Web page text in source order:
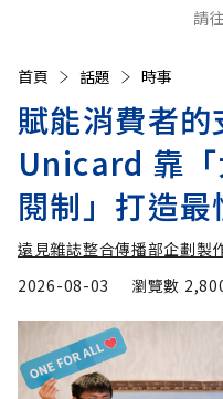
請
首頁 話題 時事
賦能消費者
Unicard 靠「
閱制」打造
遠見雜誌整合傳播部企劃製
2026-08-03
瀏覽數